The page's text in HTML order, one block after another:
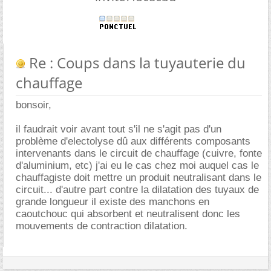
Re : Coups dans la tuyauterie du
chauffage
bonsoir,
il faudrait voir avant tout s'il ne s'agit pas d'un
problème d'electolyse dû aux différents composants
intervenants dans le circuit de chauffage (cuivre, fonte
d'aluminium, etc) j'ai eu le cas chez moi auquel cas le
chauffagiste doit mettre un produit neutralisant dans le
circuit... d'autre part contre la dilatation des tuyaux de
grande longueur il existe des manchons en
caoutchouc qui absorbent et neutralisent donc les
mouvements de contraction dilatation.